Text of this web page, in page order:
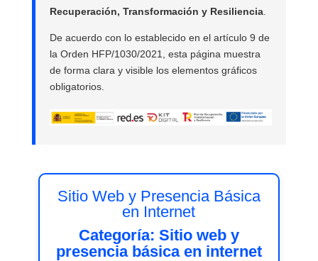
Recuperación, Transformación y Resiliencia.
De acuerdo con lo establecido en el artículo 9 de
la Orden HFP/1030/2021, esta página muestra
de forma clara y visible los elementos gráficos
obligatorios.
Sitio Web y Presencia Básica
en Internet
Categoría: Sitio web y
presencia básica en internet